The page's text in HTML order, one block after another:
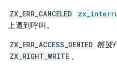
ZX_ERR_CANCELED
上遭到呼叫。
ZX_ERR_ACCESS_DENIED 帳號
ZX_RIGHT_WRITE 。